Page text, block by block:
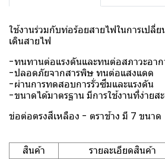
ใช้งานร่วมกับท่อร้อยสายไฟในการเปลี่
เดินสายไฟ
-ทนทานต่อแรงดันและทนต่อสภาวะอา
-ปลอดภัยจากสารพิษ ทนต่อแสงแดด
-ผ่านการทดสอบการรั่วซึมและแรงดัน
-ขนาดได้มาตรฐาน มีการใช้งานที่ง่ายส
ข่อต่อตรงสีเหลือง - ตราช้าง มี 7 ขนาด
สินค้า รายละเอียดสินค้า